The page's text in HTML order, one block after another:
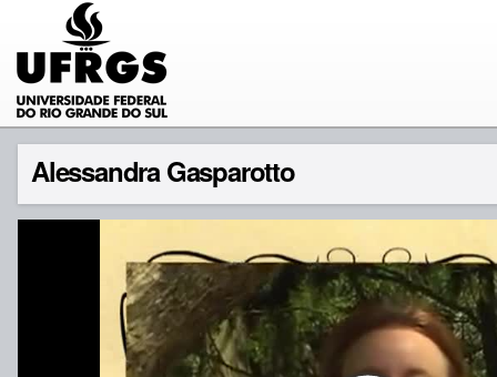
Alessandra Gasparotto